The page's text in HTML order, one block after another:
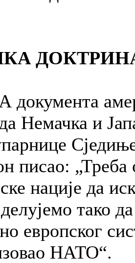
Немачка и
писао:
нације да
тако
европског
НАТО“.